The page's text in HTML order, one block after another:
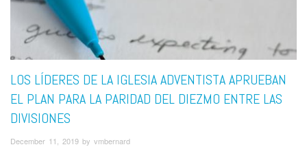
LOS LÍDERES DE LA IGLESIA ADVENTISTA APRUEBAN
EL PLAN PARA LA PARIDAD DEL DIEZMO ENTRE LAS
DIVISIONES
December 11, 2019 by vmbernard